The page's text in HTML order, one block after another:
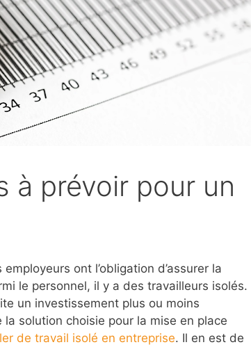
à prévoir pour un
ont l’obligation d’assurer la
le personnel, il y a des travailleurs isolés.
un investissement plus ou moins
solution choisie pour la mise en place
de travail isolé en entreprise. Il en est de